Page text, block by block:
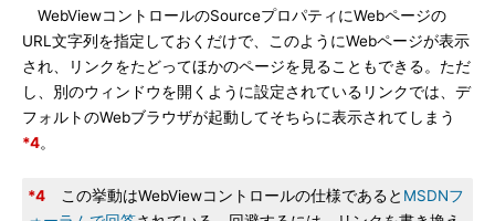
WebViewコントロールのSourceプロパティにWebページの
URL文字列を指定しておくだけで、このようにWebページが表示
され、リンクをたどってほかのページを見ることもできる。ただ
し、別のウィンドウを開くように設定されているリンクでは、デ
フォルトのWebブラウザが起動してそちらに表示されてしまう
*4。
*4 この挙動はWebViewコントロールの仕様であると MSDNフ